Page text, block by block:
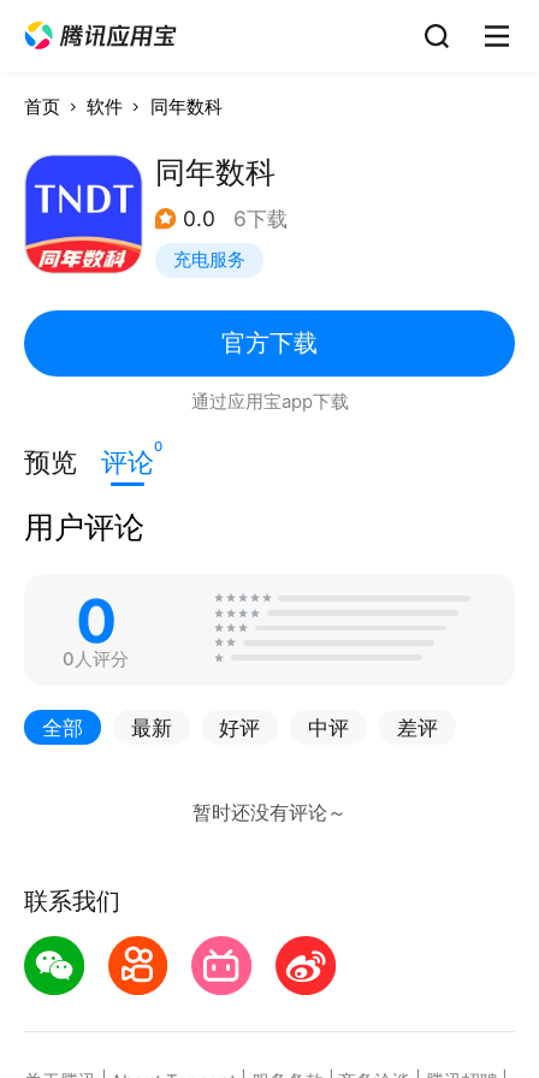
首页 软件 同年数科
同年数科
0.0 6下载
充电服务
官方下载
通过应用宝app下载
预览 评论0
用户评论
0
0人评分
全部 最新 好评 中评 差评
联系我们